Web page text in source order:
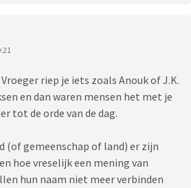
riep je iets zoals Anouk of J.K.
en dan waren mensen het met je
tot de orde van de dag.
(of gemeenschap of land) er zijn
hoe vreselijk een mening van
hun naam niet meer verbinden